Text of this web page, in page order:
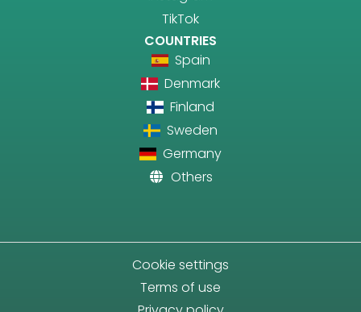
TikTok
COUNTRIES
Spain
Denmark
Finland
Sweden
Germany
Others
Cookie settings
Terms of use